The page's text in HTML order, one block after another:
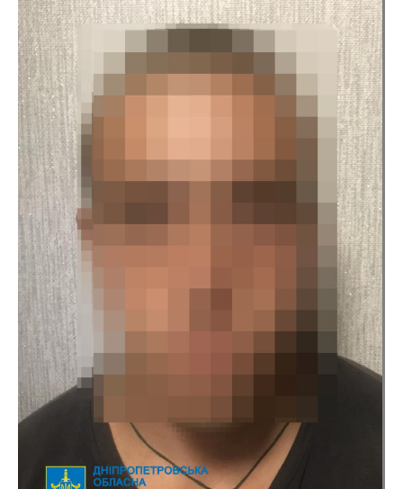
На Дніпропетровщині чоловік зґвалтував 8-річну племінницю
За публічного обвинувачення Новомосковської
окружної прокуратури визнано винним жителя
Новомосковського району за зґвалтування
малолітньої дитини (ч. 4 ст. 152 Кримінального
кодексу України). Його засуджено до 11 років
позбавлення волі.